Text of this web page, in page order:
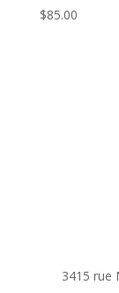
$85.00
3415 rue